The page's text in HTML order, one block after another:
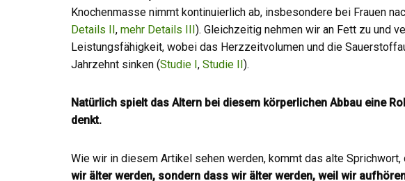
Knochenmasse nimmt kontinuierlich ab, insbesondere bei Frauen
Details II, mehr Details III). Gleichzeitig nehmen wir an Fett zu und
Leistungsfähigkeit, wobei das Herzzeitvolumen und die
Jahrzehnt sinken (Studie I, Studie II).
Natürlich spielt das Altern bei diesem körperlichen Abbau eine
denkt.
Wie wir in diesem Artikel sehen werden, kommt das alte Sprichwort,
wir älter werden, sondern dass wir älter werden, weil wir